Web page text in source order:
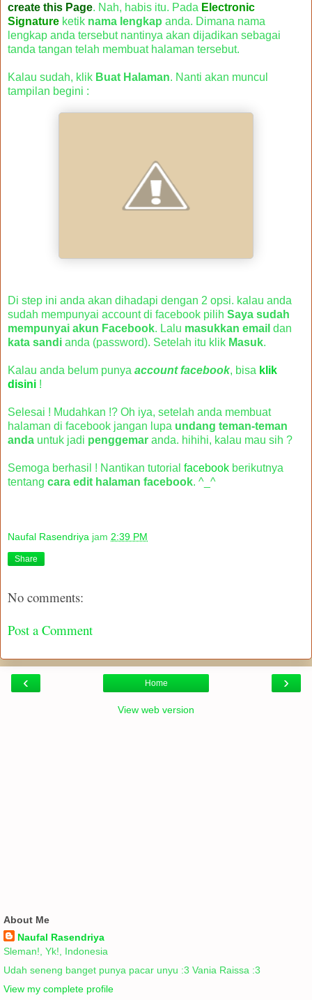
create this Page. Nah, habis itu. Pada Electronic
Signature ketik nama lengkap anda. Dimana nama
lengkap anda tersebut nantinya akan dijadikan sebagai
tanda tangan telah membuat halaman tersebut.
Kalau sudah, klik Buat Halaman. Nanti akan muncul
tampilan begini :
Di step ini anda akan dihadapi dengan 2 opsi. kalau anda
sudah mempunyai account di facebook pilih Saya sudah
mempunyai akun Facebook. Lalu masukkan email dan
kata sandi anda (password). Setelah itu klik Masuk.
Kalau anda belum punya account facebook, bisa klik
disini !
Selesai ! Mudahkan !? Oh iya, setelah anda membuat
halaman di facebook jangan lupa undang teman-teman
anda untuk jadi penggemar anda. hihihi, kalau mau sih ?
Semoga berhasil ! Nantikan tutorial facebook berikutnya
tentang cara edit halaman facebook. ^_^
Naufal Rasendriya jam 2:39 PM
Share
No comments:
Post a Comment
‹ ›
Home
View web version
About Me
Naufal Rasendriya
Sleman!, Yk!, Indonesia
Udah seneng banget punya pacar unyu :3 Vania Raissa :3
View my complete profile